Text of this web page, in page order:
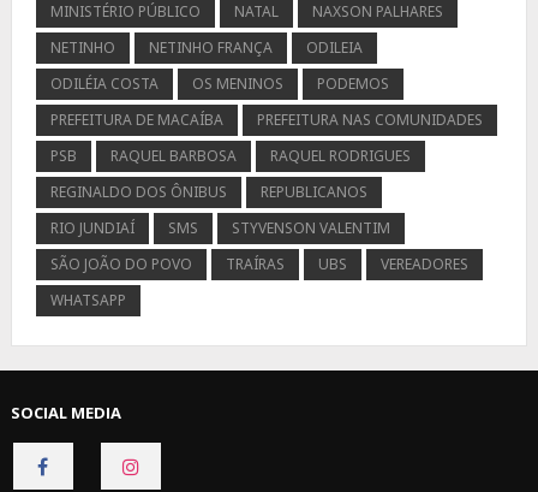
MINISTÉRIO PÚBLICO
NATAL
NAXSON PALHARES
NETINHO
NETINHO FRANÇA
ODILEIA
ODILÉIA COSTA
OS MENINOS
PODEMOS
PREFEITURA DE MACAÍBA
PREFEITURA NAS COMUNIDADES
PSB
RAQUEL BARBOSA
RAQUEL RODRIGUES
REGINALDO DOS ÔNIBUS
REPUBLICANOS
RIO JUNDIAÍ
SMS
STYVENSON VALENTIM
SÃO JOÃO DO POVO
TRAÍRAS UBS
VEREADORES
WHATSAPP
SOCIAL MEDIA
CONNECT